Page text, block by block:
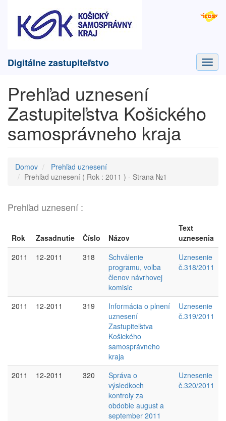
Digitálne zastupiteľstvo
Prehľad uznesení
Zastupiteľstva Košického
samosprávneho kraja
Domov
Prehľad uznesení
Prehľad uznesení ( Rok : 2011 ) - Strana №1
Prehľad uznesení :
Rok Zasadnutie Číslo Názov
Text
uznesenia
2011
12-2011 318
Schválenie
programu, voľba
členov návrhovej
komisie
Uznesenie
č.318/2011
2011 12-2011 319
Informácia o plnení
uznesení
Zastupiteľstva
Košického
samosprávneho
kraja
Uznesenie
č.319/2011
2011 12-2011 320
Správa o
výsledkoch
kontroly za
obdobie august a
september 2011
Uznesenie
č.320/2011